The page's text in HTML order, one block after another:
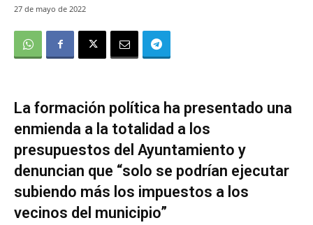
27 de mayo de 2022
La formación política ha presentado una
enmienda a la totalidad a los
presupuestos del Ayuntamiento y
denuncian que “solo se podrían ejecutar
subiendo más los impuestos a los
vecinos del municipio”